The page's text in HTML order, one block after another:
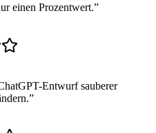
einen Prozentwert.”
Entwurf sauberer
”